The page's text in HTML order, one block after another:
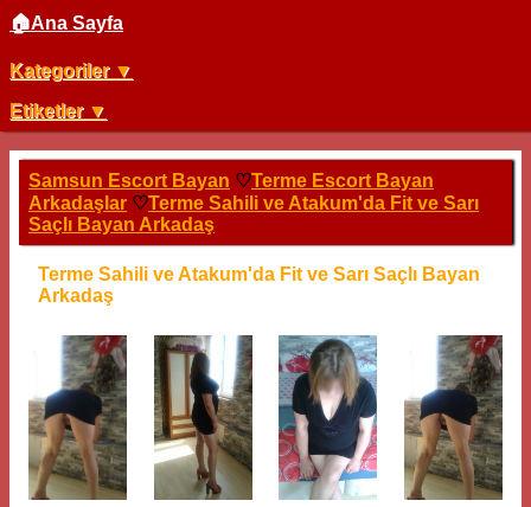
🏠Ana Sayfa
Kategoriler ▼
Etiketler ▼
Samsun Escort Bayan ♡Terme Escort Bayan
Arkadaşlar ♡Terme Sahili ve Atakum'da Fit ve Sarı
Saçlı Bayan Arkadaş
Terme Sahili ve Atakum'da Fit ve Sarı Saçlı Bayan
Arkadaş